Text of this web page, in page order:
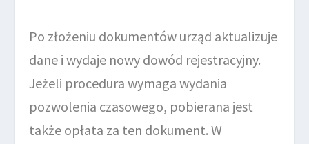
Po złożeniu dokumentów urząd aktualizuje
dane i wydaje nowy dowód rejestracyjny.
Jeżeli procedura wymaga wydania
pozwolenia czasowego, pobierana jest
także opłata za ten dokument. W